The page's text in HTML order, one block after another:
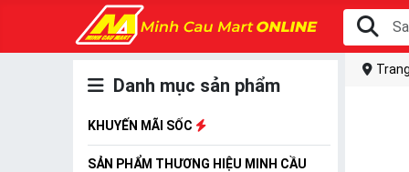
Danh mục sản phẩm
KHUYẾN MÃI SỐC
SẢN PHẨM THƯƠNG HIỆU MINH CẦU